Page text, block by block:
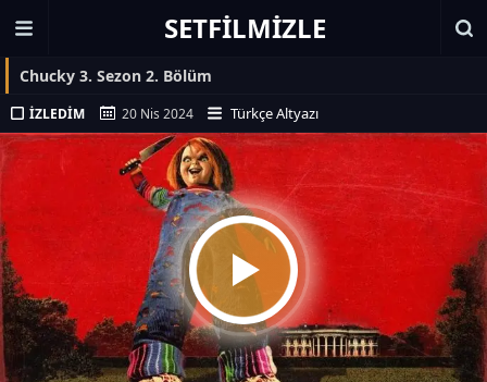
SETFILMIZLE
Chucky 3. Sezon 2. Bölüm
İZLEDIM 20 Nis 2024 Türkçe Altyazı